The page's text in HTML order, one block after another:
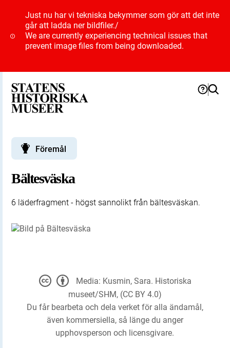
Just nu har vi tekniska bekymmer som gör att det inte
går att ladda ner bildfiler./
We are currently experiencing technical issues that
prevent image files from being downloaded.
Föremål
Bältesväska
6 läderfragment - högst sannolikt från bältesväskan.
Media: Kusmin, Sara. Historiska
museet/SHM, (CC BY 4.0)
Du får bearbeta och dela verket för alla ändamål,
även kommersiella, så länge du anger
upphovsperson och licensgivare.